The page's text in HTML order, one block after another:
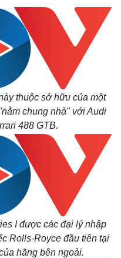
thuộc sở hữu của một
chung nhà" với Audi
488 GTB.
I được các đại lý nhập
Rolls-Royce đầu tiên tại
hãng bên ngoài.